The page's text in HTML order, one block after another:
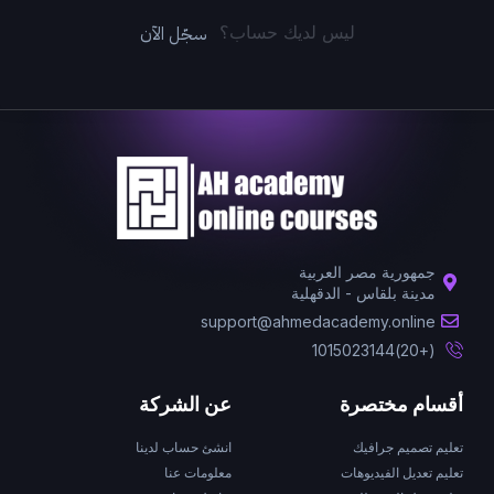
ليس لديك حساب؟ سجّل الآن
جمهورية مصر العربية
مدينة بلقاس - الدقهلية
support@ahmedacademy.online
(+20)1015023144
أقسام مختصرة
تعليم تصميم جرافيك
تعليم تعديل الفيديوهات
عن الشركة
انشئ حساب لدينا
معلومات عنا